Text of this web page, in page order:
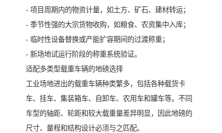
- 项目周期内的物资计量，如土方、矿石、建材转运；
- 季节性强的大宗货物收购，如粮食、农资集中入库；
- 临时性设备替换或产能扩容期间的过渡称重；
- 新场地试运行阶段的称重系统验证。
适配多类型载重车辆的地磅选择
工业场地进出的载重车辆种类繁多，包括各种载货卡
车、挂车、集装箱车、自卸车、农用车和罐车等。不同
车型的轴距、轮距和较大载重量差异明显，因此地磅的
尺寸、量程和结构设计必须与之匹配。